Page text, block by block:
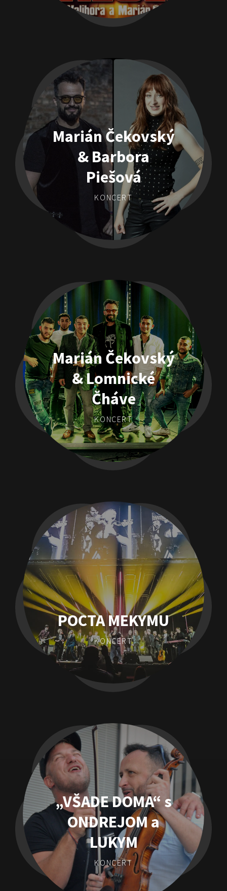
Marián Čekovský
& Barbora
Piešová
KONCERT
Marián Čekovský
& Lomnické
Čháve
KONCERT
POCTA MEKYMU
KONCERT
„VŠADE DOMA“ s
ONDREJOM a
LUKYM
KONCERT